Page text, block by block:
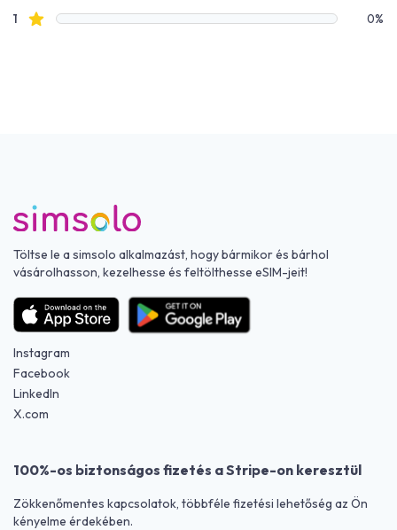
1 Csillagos értékelések 0%
Töltse le a simsolo alkalmazást, hogy bármikor és bárhol
vásárolhasson, kezelhesse és feltölthesse eSIM-jeit!
Instagram
Facebook
LinkedIn
X.com
100%-os biztonságos fizetés a Stripe-on keresztül
Zökkenőmentes kapcsolatok, többféle fizetési lehetőség az Ön
kényelme érdekében.